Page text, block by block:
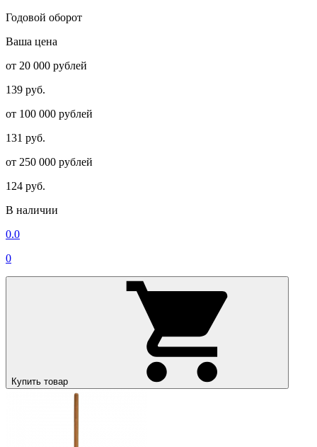
Годовой оборот
Ваша цена
от 20 000 рублей
139 руб.
от 100 000 рублей
131 руб.
от 250 000 рублей
124 руб.
В наличии
0.0
0
Купить товар